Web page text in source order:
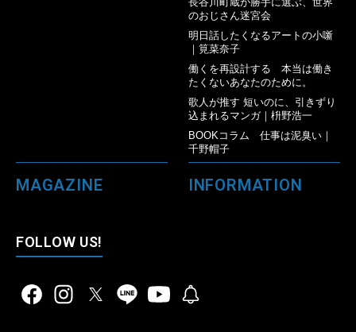
のおじさん迷宮会
明日話したくなるアートの小噺
｜筧菜奈子
働くを再設計する 本当は働き
たくないあなたのために。
歌人が推す 短いのに、引きずり
込まれるマンガ｜枡野浩一
BOOKコラム 仕事は泥臭い｜
千野帽子
MAGAZINE INFORMATION
FOLLOW US!